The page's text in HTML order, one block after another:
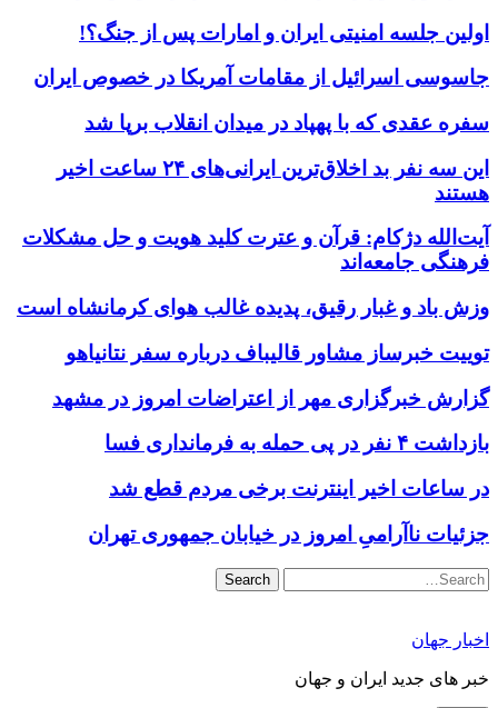
اولین جلسه امنیتی ایران و امارات پس از جنگ؟!
جاسوسی اسرائیل از مقامات آمریکا در خصوص ایران
سفره عقدی که با پهپاد در میدان انقلاب برپا شد
این سه نفر بد اخلاق‌ترین ایرانی‌های ۲۴ ساعت اخیر
هستند
آیت‌الله دژکام: قرآن و عترت کلید هویت و حل مشکلات
فرهنگی جامعه‌اند
وزش باد و غبار رقیق، پدیده غالب هوای کرمانشاه است
توییت خبرساز مشاور قالیباف درباره سفر نتانیاهو
گزارش خبرگزاری مهر از اعتراضات امروز در مشهد
بازداشت ۴ نفر در پی حمله به فرمانداری فسا
در ساعات اخیر اینترنت برخی مردم قطع شد
جزئیات ناآرامیِ امروز در خیابان جمهوری تهران
Search
اخبار جهان
خبر های جدید ایران و جهان